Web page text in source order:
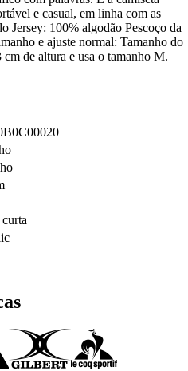
e casual, em linha com as
Jersey: 100% algodão Pescoço da
e ajuste normal: Tamanho do
de altura e usa o tamanho M.